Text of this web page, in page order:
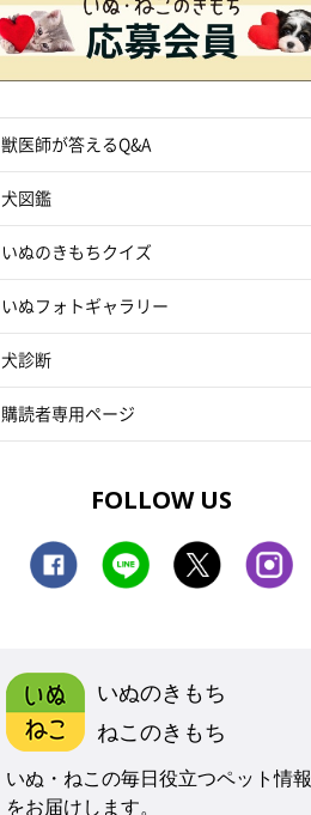
獣医師が答えるQ&A
犬図鑑
いぬのきもちクイズ
いぬフォトギャラリー
犬診断
購読者専用ページ
FOLLOW US
いぬのきもち
ねこのきもち
いぬ・ねこの毎日役立つペット情報
をお届けします。